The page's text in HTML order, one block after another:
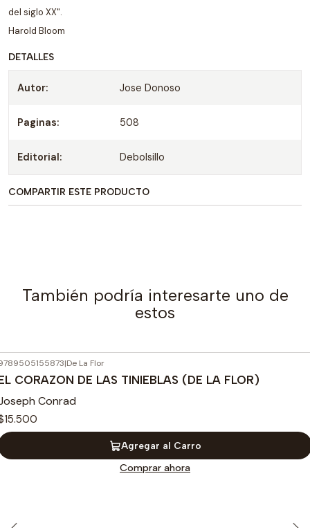
del siglo XX".
Harold Bloom
DETALLES
Autor: Jose Donoso
Paginas: 508
Editorial: Debolsillo
COMPARTIR ESTE PRODUCTO
También podría interesarte uno de
estos
|De La Flor
CORAZON DE LAS TINIEBLAS (DE LA FLOR)
Conrad
Agregar al Carro
Comprar ahora